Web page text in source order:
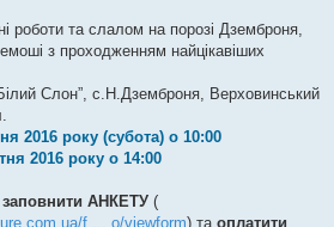
роботи та слалом на порозі Дземброня,
з проходженням найцікавіших
Слон”, с.Н.Дземброня, Верховинський
2016 року (субота) о 10:00
2016 року о 14:00
заповнити АНКЕТУ (
f ... o/viewform) та оплатити